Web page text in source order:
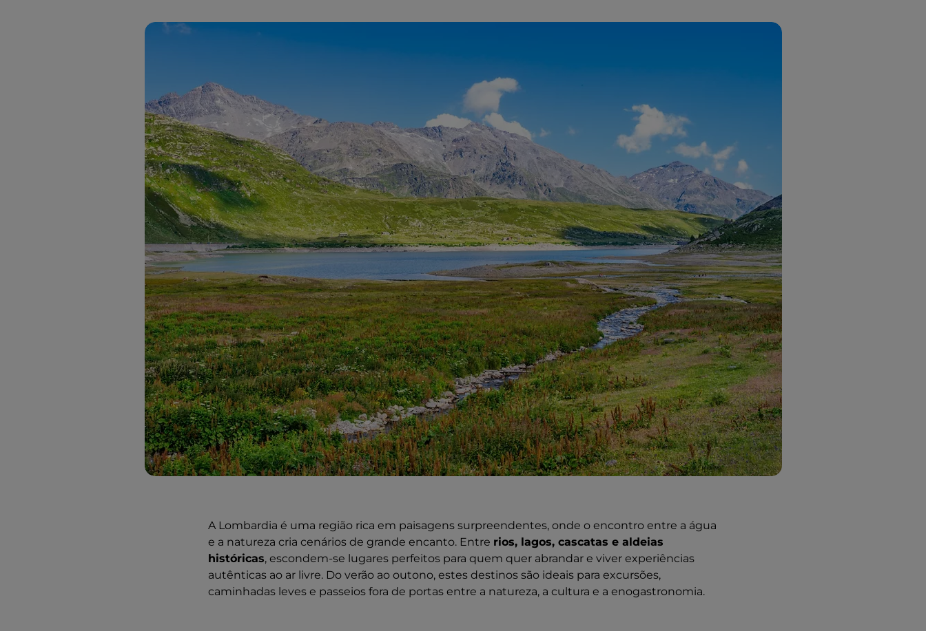
A Lombardia é uma região rica em paisagens surpreendentes, onde o encontro entre a água
e a natureza cria cenários de grande encanto. Entre rios, lagos, cascatas e aldeias
históricas, escondem-se lugares perfeitos para quem quer abrandar e viver experiências
autênticas ao ar livre. Do verão ao outono, estes destinos são ideais para excursões,
caminhadas leves e passeios fora de portas entre a natureza, a cultura e a enogastronomia.